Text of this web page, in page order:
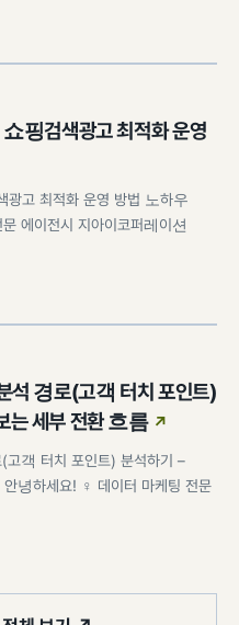
핑검색광고 최적화 운영
고 최적화 운영 방법 노하우
에이전시 지아이코퍼레이션
석 경로(고객 터치 포인트)
는 세부 전환 흐름
객 터치 포인트) 분석하기 –
녕하세요! ♀️ 데이터 마케팅 전문